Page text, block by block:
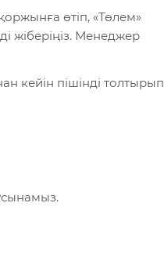
өтіп, «Төлем»
жіберіңіз. Менеджер
кейін пішінді